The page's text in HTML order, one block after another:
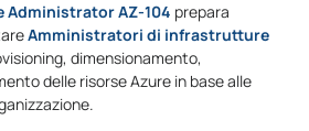
Administrator AZ-104 prepara
Amministratori di infrastrutture
dimensionamento,
delle risorse Azure in base alle